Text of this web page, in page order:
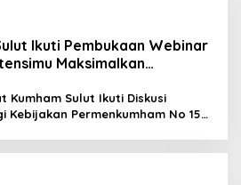
Ikuti Pembukaan Webinar
Maksimalkan
Kumham Sulut Ikuti Diskusi
Kebijakan Permenkumham No 15